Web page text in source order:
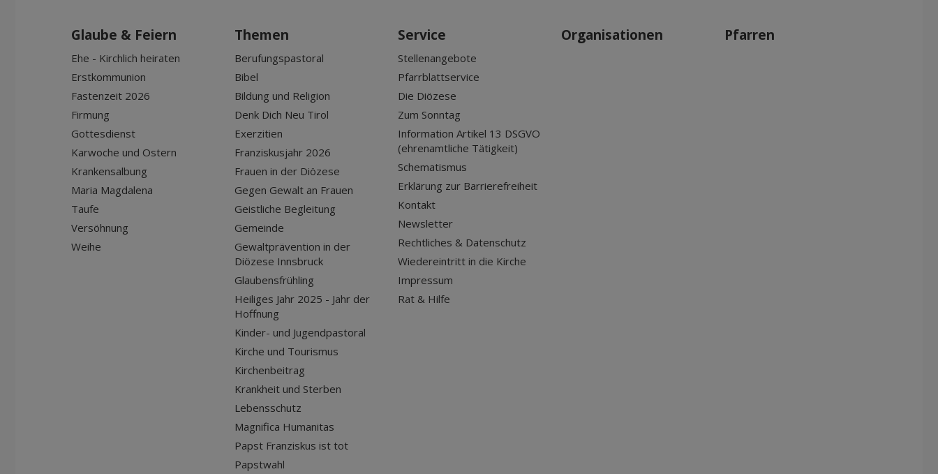
Glaube & Feiern
Ehe - Kirchlich heiraten
Erstkommunion
Fastenzeit 2026
Firmung
Gottesdienst
Karwoche und Ostern
Krankensalbung
Maria Magdalena
Taufe
Versöhnung
Weihe
Themen
Berufungspastoral
Bibel
Bildung und Religion
Denk Dich Neu Tirol
Exerzitien
Franziskusjahr 2026
Frauen in der Diözese
Gegen Gewalt an Frauen
Geistliche Begleitung
Gemeinde
Gewaltprävention in der
Diözese Innsbruck
Glaubensfrühling
Heiliges Jahr 2025 - Jahr der
Hoffnung
Kinder- und Jugendpastoral
Kirche und Tourismus
Kirchenbeitrag
Krankheit und Sterben
Lebensschutz
Magnifica Humanitas
Papst Franziskus ist tot
Papstwahl
Service
Stellenangebote
Pfarrblattservice
Die Diözese
Zum Sonntag
Information Artikel 13 DSGVO
(ehrenamtliche Tätigkeit)
Schematismus
Erklärung zur Barrierefreiheit
Kontakt
Newsletter
Rechtliches & Datenschutz
Wiedereintritt in die Kirche
Impressum
Rat & Hilfe
Organisationen Pfarren